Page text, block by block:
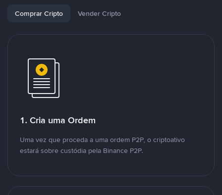
Comprar Cripto Vender Cripto
1. Cria uma Ordem
Uma vez que proceda a uma ordem P2P, o criptoativo
estará sobre custódia pela Binance P2P.